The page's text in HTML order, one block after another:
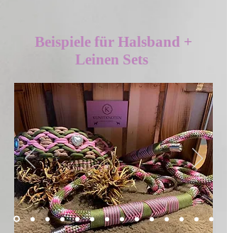
Beispiele für Halsband +
Leinen Sets